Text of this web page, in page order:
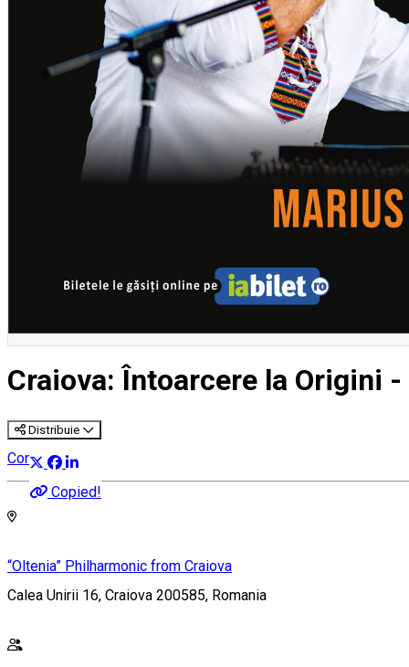
Craiova: Întoarcere la Origini
Distribuie
Copied!
Concert
“Oltenia” Philharmonic from Craiova
Calea Unirii 16, Craiova 200585, Romania